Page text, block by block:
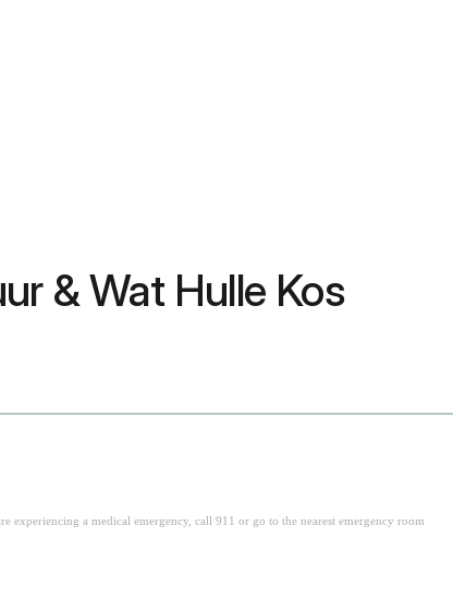
& Wat Hulle Kos
a medical emergency, call 911 or go to the nearest emergency room